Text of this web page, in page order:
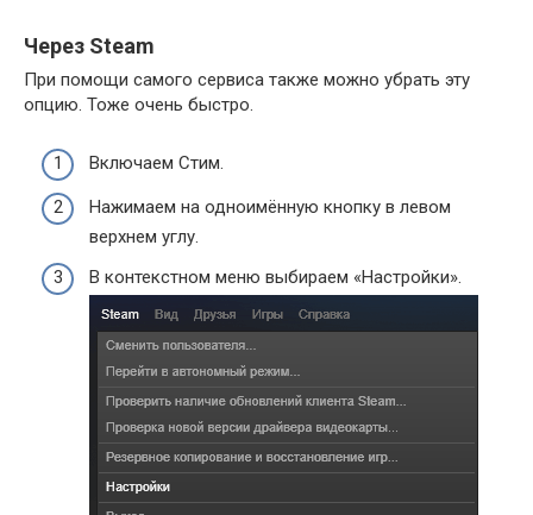
Через Steam
При помощи самого сервиса также можно убрать эту
опцию. Тоже очень быстро.
Включаем Стим.
Нажимаем на одноимённую кнопку в левом
верхнем углу.
В контекстном меню выбираем «Настройки».